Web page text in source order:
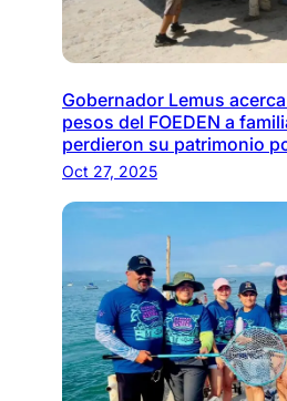
Gobernador Lemus
pesos del FOEDEN a
perdieron su patrimonio
Oct 27, 2025